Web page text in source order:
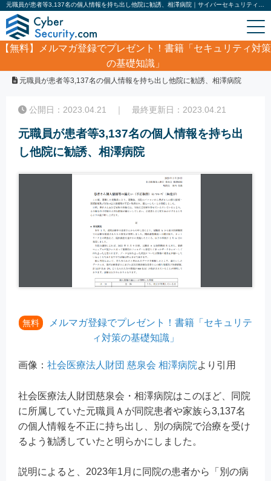
【無料】
メルマガ登録でプレゼント！書籍「セキュリティ対策
の基礎知識」
サイバーセキュリティ・情報漏洩ニュース
元職員が患者等3,137名の個人情報を持ち出し他院に勧誘、相澤病院
公開日：2023.04.21 ｜ 最終更新日：2023.04.21
元職員が患者等3,137名の個人情報を持ち出
し他院に勧誘、相澤病院
無料
メルマガ登録でプレゼント！書籍「セキュリテ
ィ対策の基礎知識」
画像： 社会医療法⼈財団 慈泉会 相澤病院より引用
社会医療法⼈財団慈泉会・相澤病院はこのほど、同院
に所属していた元職員Ａが同院患者や家族ら3,137名
の個人情報を不正に持ち出し、別の病院で治療を受け
るよう勧誘していたと明らかにしました。
説明によると、2023年1月に同院の患者から「別の病